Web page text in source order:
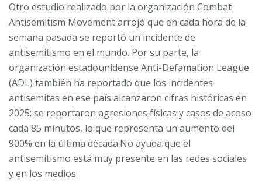
Otro estudio realizado por la organización Combat
Antisemitism Movement arrojó que en cada hora de la
semana pasada se reportó un incidente de
antisemitismo en el mundo. Por su parte, la
organización estadounidense Anti-Defamation League
(ADL) también ha reportado que los incidentes
antisemitas en ese país alcanzaron cifras históricas en
2025: se reportaron agresiones físicas y casos de acoso
cada 85 minutos, lo que representa un aumento del
900% en la última década.No ayuda que el
antisemitismo está muy presente en las redes sociales
y en los medios.